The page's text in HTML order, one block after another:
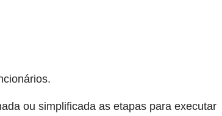
ou simplificada as etapas para executar